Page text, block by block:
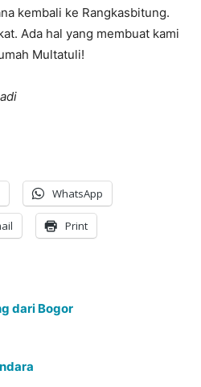
kembali ke Rangkasbitung.
Ada hal yang membuat kami
Multatuli!
WhatsApp
Print
dari Bogor